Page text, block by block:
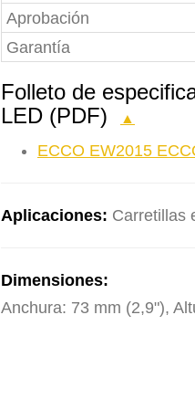
Aprobación
Garantía
Folleto de
LED (PDF)
▲
ECCO EW2015
Aplicaciones: Carretillas
Dimensiones:
Anchura: 73 mm (2,9"),